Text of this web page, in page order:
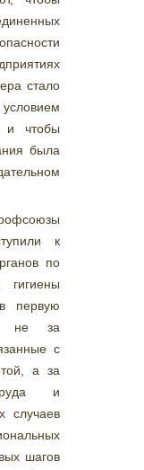
стало
и чтобы
была
к
по
гигиены
первую
не за
с
а за
и
случаев
шагов